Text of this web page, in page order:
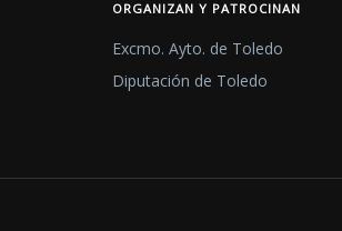
ORGANIZAN Y PATROCINAN
Excmo. Ayto. de Toledo
Diputación de Toledo